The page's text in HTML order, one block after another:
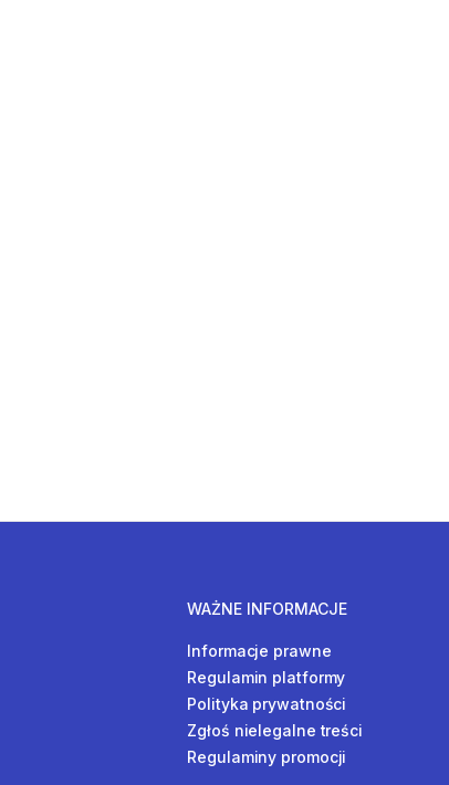
WAŻNE INFORMACJE
Informacje prawne
Regulamin platformy
Polityka prywatności
Zgłoś nielegalne treści
Regulaminy promocji